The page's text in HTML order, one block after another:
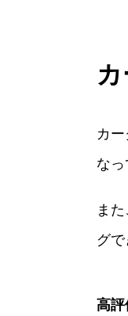
カ
な
ま
グ
高評